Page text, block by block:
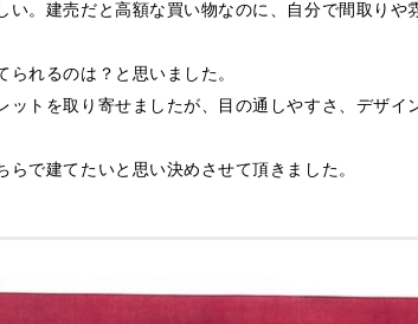
い。建売だと高額な買い物なのに、自分で間取りや
れるのは？と思いました。
ットを取り寄せましたが、目の通しやすさ、デザイ
で建てたいと思い決めさせて頂きました。